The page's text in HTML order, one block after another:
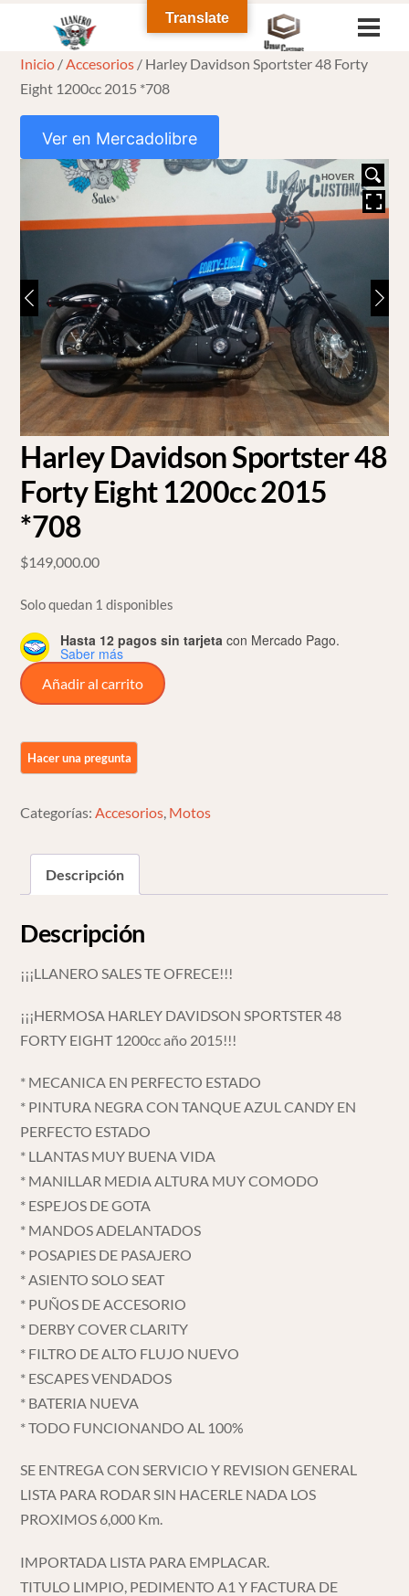
content
Inicio /Accesorios / Harley Davidson Sportster 48 Forty
Eight 1200cc 2015 *708
Ver en Mercadolibre
HOVER
Harley Davidson Sportster 48
Forty Eight 1200cc 2015
*708
$149,000.00
Solo quedan 1 disponibles
Hasta 12 pagos sin tarjeta con Mercado Pago.
Saber más
Harley
Davidson
48
Forty
1200cc
*708
cantidad
Añadir al carrito
Categorías:Accesorios, Motos
Descripción
Descripción
¡¡¡LLANERO SALES TE OFRECE!!!
¡¡¡HERMOSA HARLEY DAVIDSON SPORTSTER 48
FORTY EIGHT 1200cc año 2015!!!
* MECANICA EN PERFECTO ESTADO
* PINTURA NEGRA CON TANQUE AZUL CANDY EN
PERFECTO ESTADO
* LLANTAS MUY BUENA VIDA
* MANILLAR MEDIA ALTURA MUY COMODO
* ESPEJOS DE GOTA
* MANDOS ADELANTADOS
* POSAPIES DE PASAJERO
* ASIENTO SOLO SEAT
* PUÑOS DE ACCESORIO
* DERBY COVER CLARITY
* FILTRO DE ALTO FLUJO NUEVO
* ESCAPES VENDADOS
* BATERIA NUEVA
* TODO FUNCIONANDO AL 100%
SE ENTREGA CON SERVICIO Y REVISION GENERAL
LISTA PARA RODAR SIN HACERLE NADA LOS
PROXIMOS 6,000 Km.
IMPORTADA LISTA PARA EMPLACAR.
TITULO LIMPIO, PEDIMENTO A1 Y FACTURA DE
Translate